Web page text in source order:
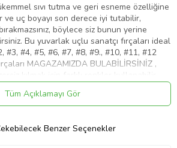
sıvı tutma ve geri esneme özelliğine
uç boyayı son derece iyi tutabilir,
böylece siz bunun yerine
Bu yuvarlak uçlu sanatçı fırçaları ideal
#3, #4, #5, #6, #7, #8, #9., #10, #11, #12
MAGAZAMIZDA BULABİLİRSİNİZ ,
kılmak için farklı renkler kullanabilir,
fırçasına sahip olduğunuzdan emin
çizmek için çeşitli renkleri
seti Suluboya, Akrilik, Guaj, Yağlıboya El
dolgular ve ince ve kalın çizgiler için
Tüm Açıklamayı Gör
Benzer Seçenekler